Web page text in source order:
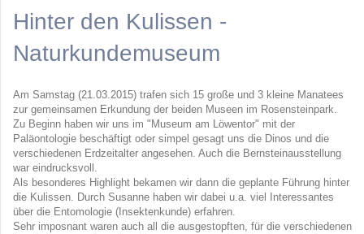
Hinter den Kulissen -
Naturkundemuseum
Am Samstag (21.03.2015) trafen sich 15 große und 3 kleine Manatees
zur gemeinsamen Erkundung der beiden Museen im Rosensteinpark.
Zu Beginn haben wir uns im "Museum am Löwentor" mit der
Paläontologie beschäftigt oder simpel gesagt uns die Dinos und die
verschiedenen Erdzeitalter angesehen. Auch die Bernsteinausstellung
war eindrucksvoll.
Als besonderes Highlight bekamen wir dann die geplante Führung hinter
die Kulissen. Durch Susanne haben wir dabei u.a. viel Interessantes
über die Entomologie (Insektenkunde) erfahren.
Sehr imposnant waren auch all die ausgestopften, für die verschiedenen